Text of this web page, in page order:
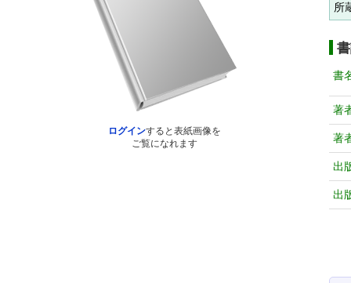
ログインすると表紙画像を
ご覧になれます
所
書
著
著
出
出